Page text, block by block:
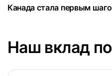
Канада стала первым
Наш вклад